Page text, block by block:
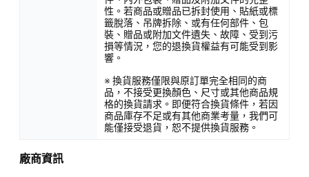
性。若商品或贈品已拆封使用、貼紙或標
籤脫落、吊牌拆除、或有任何部件、包
裝、贈品或附加文件遺失、故障、受到污
損等情況，您的退換貨權益有可能受到影
響。
※ 換貨服務僅限與原訂單完全相同的商
品，不接受更換顏色、尺寸或其他商品規
格的換貨請求。即便符合換貨條件，若因
商品庫存不足或有其他商業考量，我們可
能僅接受退貨，恕不提供換貨服務。
廠商資訊